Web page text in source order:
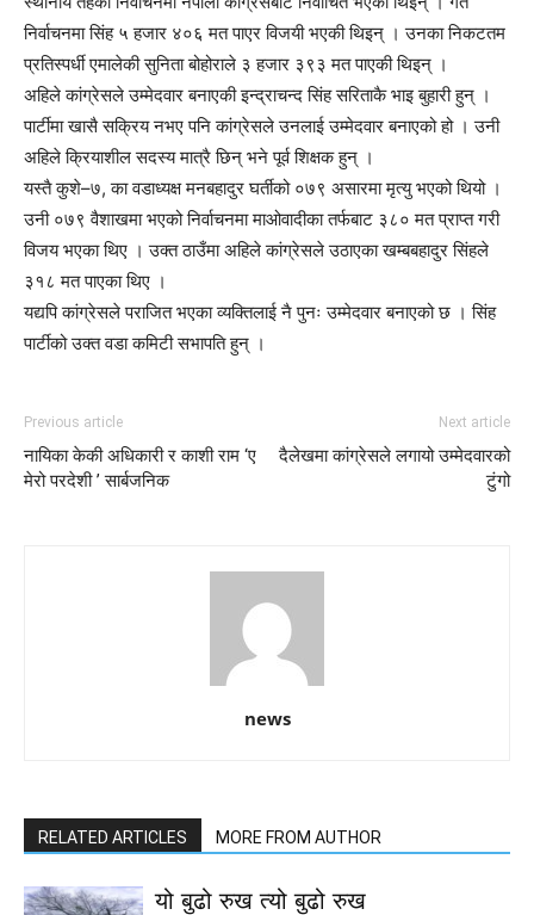
निर्वाचनमा सिंह ५ हजार ४०६ मत पाएर विजयी भएकी थिइन् । उनका निकटतम
प्रतिस्पर्धी एमालेकी सुनिता बोहोराले ३ हजार ३९३ मत पाएकी थिइन् ।
अहिले कांग्रेसले उम्मेदवार बनाएकी इन्द्राचन्द सिंह सरिताकै भाइ बुहारी हुन् ।
पार्टीमा खासै सक्रिय नभए पनि कांग्रेसले उनलाई उम्मेदवार बनाएको हो । उनी
अहिले क्रियाशील सदस्य मात्रै छिन् भने पूर्व शिक्षक हुन् ।
यस्तै कुशे–७, का वडाध्यक्ष मनबहादुर घर्तीको ०७९ असारमा मृत्यु भएको थियो ।
उनी ०७९ वैशाखमा भएको निर्वाचनमा माओवादीका तर्फबाट ३८० मत प्राप्त गरी
विजय भएका थिए । उक्त ठाउँमा अहिले कांग्रेसले उठाएका खम्बबहादुर सिंहले
३१८ मत पाएका थिए ।
यद्यपि कांग्रेसले पराजित भएका व्यक्तिलाई नै पुनः उम्मेदवार बनाएको छ । सिंह
पार्टीको उक्त वडा कमिटी सभापति हुन् ।
Previous article
नायिका केकी अधिकारी र काशी राम ‘ए
मेरो परदेशी ’ सार्बजनिक
Next article
दैलेखमा कांग्रेसले लगायो उम्मेदवारको
टुंगो
news
RELATED ARTICLES MORE FROM AUTHOR
यो बुढो रुख त्यो बुढो रुख